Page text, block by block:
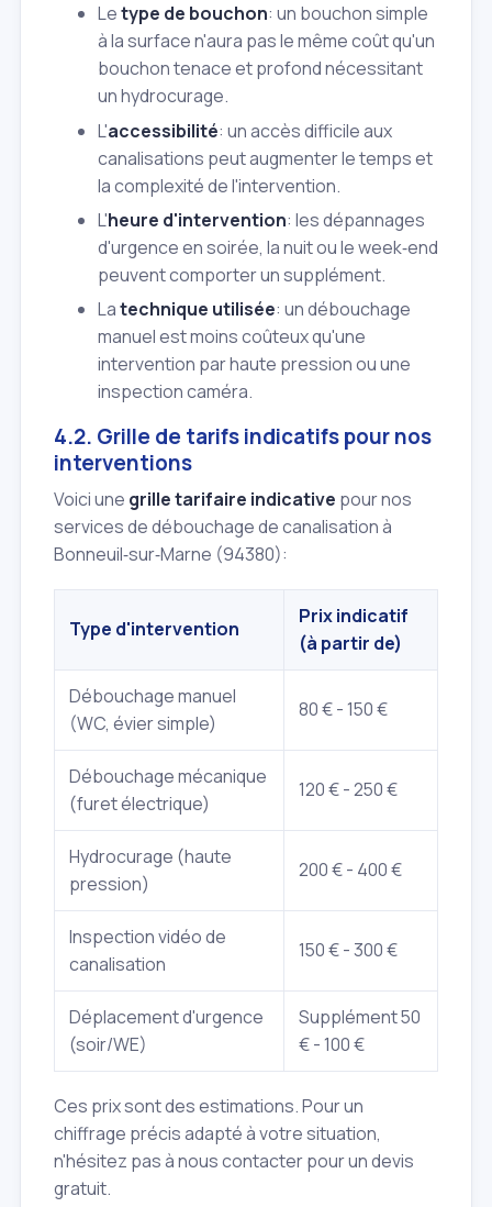
Letype de bouchon: un bouchon simple
à la surface n'aura pas le même coût qu'un
bouchon tenace et profond nécessitant
un hydrocurage.
L'accessibilité: un accès difficile aux
canalisations peut augmenter le temps et
la complexité de l'intervention.
L'heure d'intervention: les dépannages
d'urgence en soirée, la nuit ou le week‑end
peuvent comporter un supplément.
Latechnique utilisée: un débouchage
manuel est moins coûteux qu'une
intervention par haute pression ou une
inspection caméra.
4.2. Grille de tarifs indicatifs pour nos
interventions
Voici une grille tarifaire indicative pour nos
services de débouchage de canalisation à
Bonneuil‑sur‑Marne (94380):
Type d'intervention
Prix indicatif
(à partir de)
Débouchage manuel
(WC, évier simple)
80 € - 150 €
Débouchage mécanique
(furet électrique)
120 € - 250 €
Hydrocurage (haute
pression)
200 € - 400 €
Inspection vidéo de
canalisation
150 € - 300 €
Déplacement d'urgence
(soir/WE)
Supplément 50
€ - 100 €
Ces prix sont des estimations. Pour un
chiffrage précis adapté à votre situation,
n'hésitez pas à nous contacter pour un devis
gratuit.